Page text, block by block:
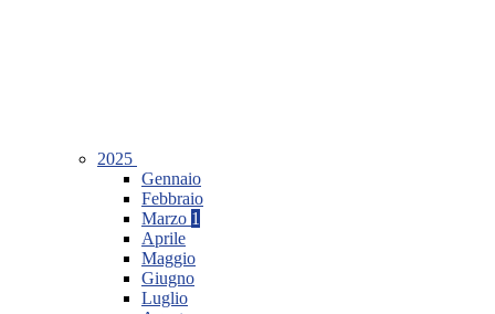
2025
Gennaio
Febbraio
Marzo 1
Aprile
Maggio
Giugno
Luglio